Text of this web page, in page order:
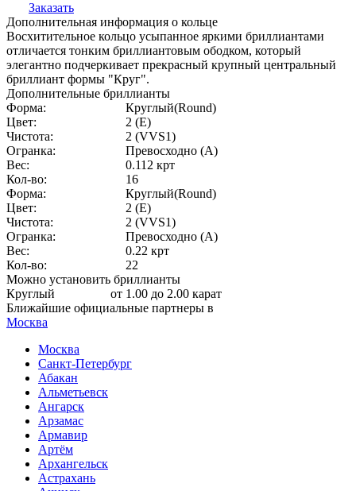
Заказать
Дополнительная информация о кольце
Восхитительное кольцо усыпанное яркими бриллиантами
отличается тонким бриллиантовым ободком, который
элегантно подчеркивает прекрасный крупный центральный
бриллиант формы "Круг".
Дополнительные бриллианты
Форма:
Круглый(Round)
Цвет:
2 (E)
Чистота:
2 (VVS1)
Огранка:
Превосходно (А)
Вес:
0.112 крт
Кол-во:
16
Форма:
Круглый(Round)
Цвет:
2 (E)
Чистота:
2 (VVS1)
Огранка:
Превосходно (А)
Вес:
0.22 крт
Кол-во:
22
Можно установить бриллианты
Круглый
от 1.00 до 2.00 карат
Ближайшие официальные партнеры в
Москва
Москва
Санкт-Петербург
Абакан
Альметьевск
Ангарск
Арзамас
Армавир
Артём
Архангельск
Астрахань